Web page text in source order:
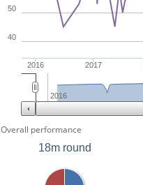
2016 2017
40
50
2016
Overall performance
18m round